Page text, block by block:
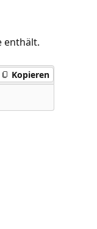
enthält.
Kopieren